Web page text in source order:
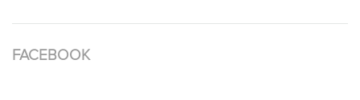
FACEBOOK